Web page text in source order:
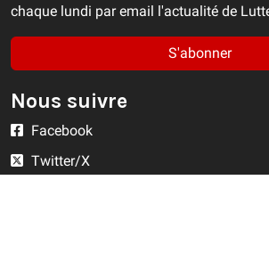
chaque lundi par email l'actualité de
S'abonner
Nous suivre
Facebook
Twitter/X